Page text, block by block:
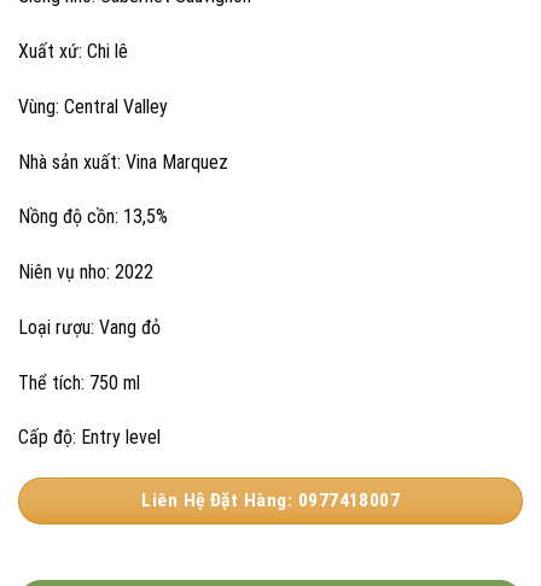
là:
Xuất xứ: Chi lê
Vùng: Central Valley
Nhà sản xuất: Vina Marquez
Nồng độ cồn: 13,5%
Niên vụ nho: 2022
Loại rượu: Vang đỏ
Thể tích: 750 ml
Cấp độ: Entry level
Liên Hệ Đặt Hàng: 0977418007